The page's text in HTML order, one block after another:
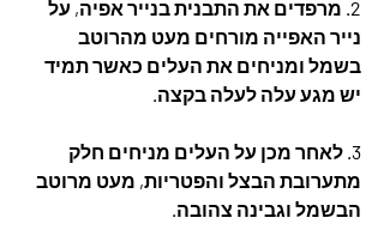
2. מרפדים את התבנית בנייר אפיה, על
נייר האפייה מורחים מעט מהרוטב
בשמל ומניחים את העלים כאשר תמיד
יש מגע עלה לעלה בקצה.
3. לאחר מכן על העלים מניחים חלק
מתערובת הבצל והפטריות, מעט מרוטב
הבשמל וגבינה צהובה.